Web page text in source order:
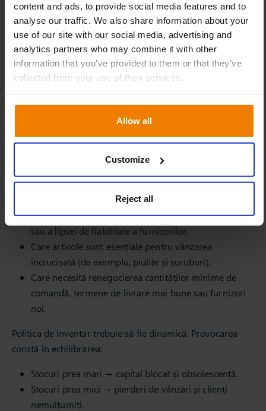
content and ads, to provide social media features and to
analyse our traffic. We also share information about your
use of our site with our social media, advertising and
analytics partners who may combine it with other
information that you’ve provided to them or that they’ve
collected from your use of their services.
Allow all
Customize
Reject all
Prioritizarea articolelor cu impact ridicat.
Identificarea produselor care stimulează vânzările
încrucișate.
Detectarea articolelor care nu adaugă valoare și pot fi
scoase din producție.
inventariere
Odată ce segmentarea este clară, întreprinderile pot
decide:
Care articole Long Tail nu ar trebui să fie păstrate în
stoc din cauza marjelor minime.
Care articole care nu sunt în prezent în stoc ar trebui
să fie stocate din cauza termenelor lungi de livrare
sau a lipsei de fiabilitate a furnizorilor.
Care articole sunt esențiale pentru vânzarea
încrucișată (de exemplu, piulițe și șuruburi).
Care necesită renegocierea cantităților minime de
comandă, termene de livrare mai bune sau furnizori
noi.
Politica de inventar trebuie să fie dinamică. Provocarea
constă în echilibrarea:
Stocuri prea mari → capital blocat și obsolescență.
Stocuri prea mici → pierderi de vânzări și clienți
nemulțumiți.